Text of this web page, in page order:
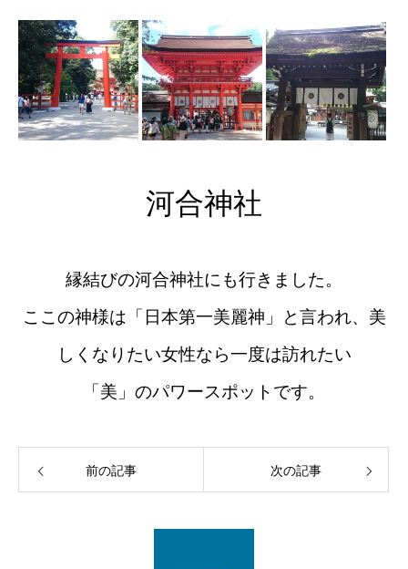
河合神社
縁結びの河合神社にも行きました。
ここの神様は「日本第一美麗神」と言われ、美
しくなりたい女性なら一度は訪れたい
「美」のパワースポットです。
前の記事 次の記事